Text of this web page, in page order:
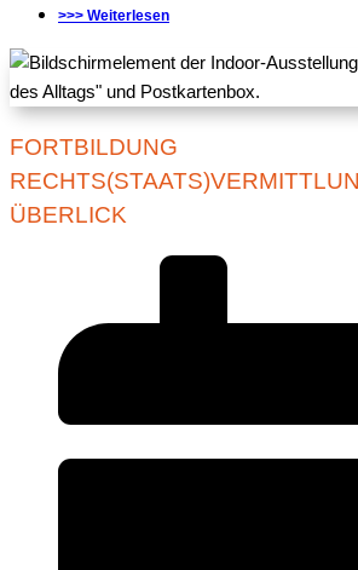
>>> Weiterlesen
FORTBILDUNG
ÜBERLICK